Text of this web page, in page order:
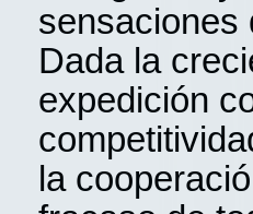
sensaciones
Dada la
expedición
la